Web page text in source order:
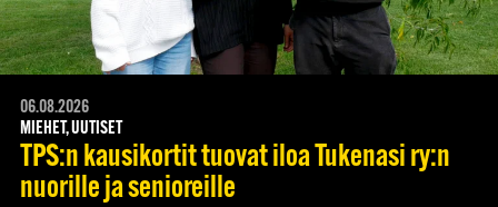
06.08.2026
MIEHET, UUTISET
TPS:n kausikortit tuovat iloa Tukenasi ry:n
nuorille ja senioreille